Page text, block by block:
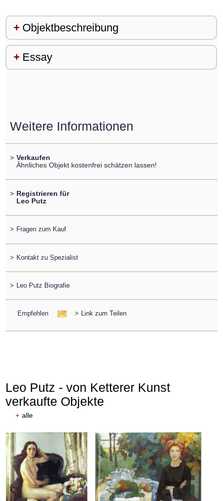
Objektbeschreibung
Essay
Weitere Informationen
> Verkaufen
Ähnliches Objekt kostenfrei schätzen lassen!
> Registrieren für
Leo Putz
> Fragen zum Kauf
> Kontakt zu Spezialist
> Leo Putz Biografie
Empfehlen > Link zum Teilen
Leo Putz - von Ketterer Kunst
verkaufte Objekte
+ alle